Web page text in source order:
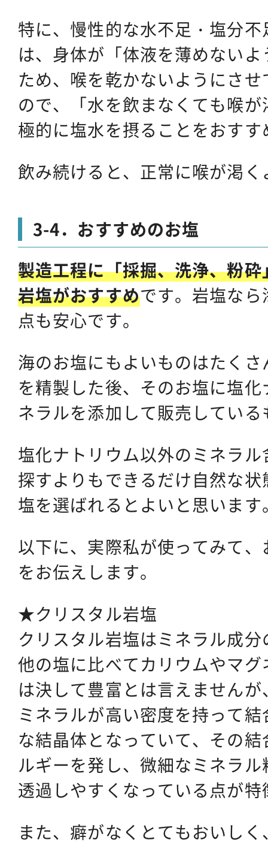
特に、慢性的な水不足・塩分
は、身体が「体液を薄めない
ため、喉を乾かないようにさ
ので、「水を飲まなくても喉
極的に塩水を摂ることをおす
飲み続けると、正常に喉が渇
3-4．おすすめのお塩
製造工程に「採掘、洗浄、粉
岩塩がおすすめです。岩塩な
点も安心です。
海のお塩にもよいものはたく
を精製した後、そのお塩に塩
ネラルを添加して販売してい
塩化ナトリウム以外のミネラ
探すよりもできるだけ自然な
塩を選ばれるとよいと思います
以下に、実際私が使ってみて
をお伝えします。
★クリスタル岩塩
クリスタル岩塩はミネラル成
他の塩に比べてカリウムやマ
は決して豊富とは言えません
ミネラルが高い密度を持って
な結晶体となっていて、その
ルギーを発し、微細なミネラ
透過しやすくなっている点が特
また、癖がなくとてもおいし